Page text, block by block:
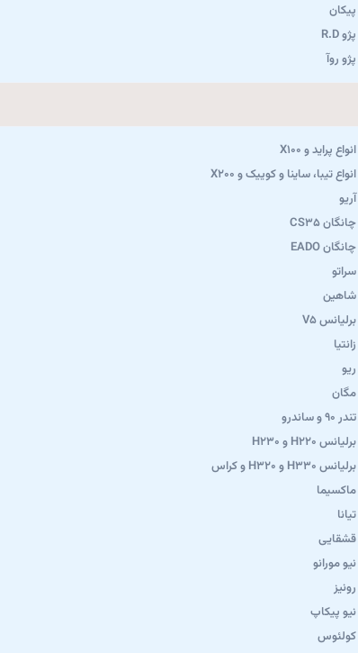
پیکان
پژو R.D
پژو روآ
انواع پراید و X100
انواع تیبا، ساینا و کوییک و X200
آریو
چانگان CS35
چانگان EADO
سراتو
شاهین
برلیانس V5
زانتیا
ریو
مگان
تندر ۹۰ و ساندرو
برلیانس H220 و H230
برلیانس H330 و H320 و کراس
ماکسیما
تیانا
قشقایی
نیو مورانو
رونیز
نیو پیکاپ
كولئوس